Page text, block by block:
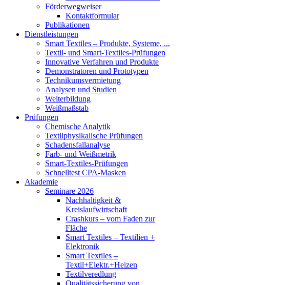
Förderwegweiser
Kontaktformular
Publikationen
Dienstleistungen
Smart Textiles – Produkte, Systeme, ...
Textil- und Smart-Textiles-Prüfungen
Innovative Verfahren und Produkte
Demonstratoren und Prototypen
Technikumsvermietung
Analysen und Studien
Weiterbildung
Weißmaßstab
Prüfungen
Chemische Analytik
Textilphysikalische Prüfungen
Schadensfallanalyse
Farb- und Weißmetrik
Smart-Textiles-Prüfungen
Schnelltest CPA-Masken
Akademie
Seminare 2026
Nachhaltigkeit &
Kreislaufwirtschaft
Crashkurs – vom Faden zur
Fläche
Smart Textiles – Textilien +
Elektronik
Smart Textiles –
Textil+Elektr.+Heizen
Textilveredlung
Qualitätssicherung von